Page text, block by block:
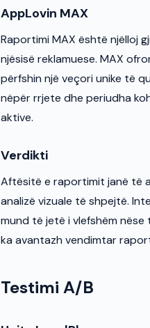
AppLovin MAX
Raportimi MAX është njëlloj
njësisë reklamuese. MAX
përfshin një veçori unike të
nëpër rrjete dhe periudha
aktive.
Verdikti
Aftësitë e raportimit janë të
analizë vizuale të shpejtë.
mund të jetë i vlefshëm
ka avantazh vendimtar
Testimi A/B